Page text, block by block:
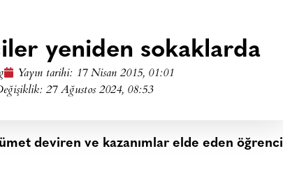
yeniden sokaklarda
Yayın tarihi: 17 Nisan 2015, 01:01
27 Ağustos 2024, 08:53
deviren ve kazanımlar elde eden öğrenci